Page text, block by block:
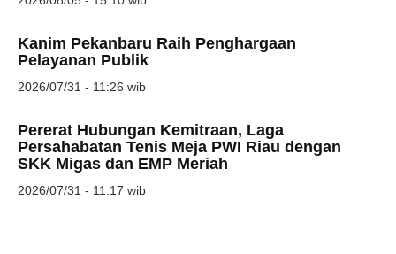
Kanim Pekanbaru Raih Penghargaan
Pelayanan Publik
2026/07/31 - 11:26 wib
Pererat Hubungan Kemitraan, Laga
Persahabatan Tenis Meja PWI Riau dengan
SKK Migas dan EMP Meriah
2026/07/31 - 11:17 wib